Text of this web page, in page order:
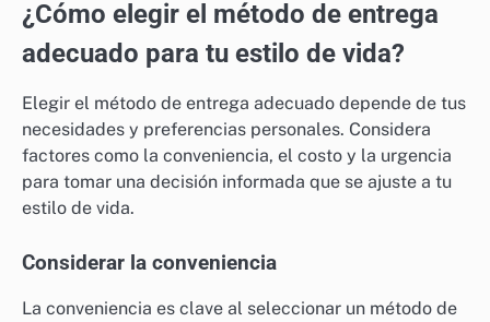
¿Cómo elegir el método de entrega
adecuado para tu estilo de vida?
Elegir el método de entrega adecuado depende de tus
necesidades y preferencias personales. Considera
factores como la conveniencia, el costo y la urgencia
para tomar una decisión informada que se ajuste a tu
estilo de vida.
Considerar la conveniencia
La conveniencia es clave al seleccionar un método de